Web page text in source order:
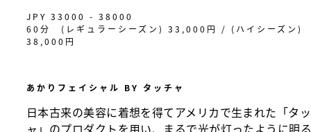
JPY 33000 - 38000
60分 (レギュラーシーズン) 33,000円 / (ハイシーズン)
38,000円
あかりフェイシャル BY タッチャ
日本古来の美容に着想を得てアメリカで生まれた「タ
ャ」のプロダクトを用い、まるで光が灯ったように明